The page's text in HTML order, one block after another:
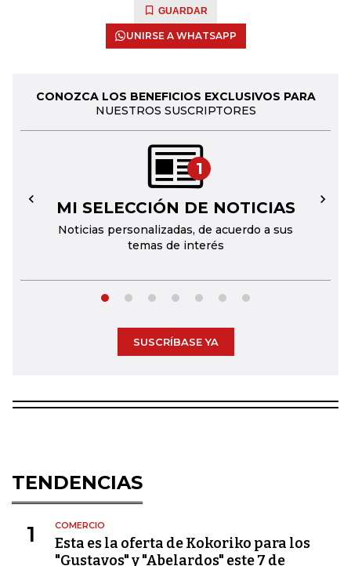
GUARDAR
UNIRSE A WHATSAPP
CONOZCA LOS BENEFICIOS EXCLUSIVOS PARA
NUESTROS SUSCRIPTORES
1
MI SELECCIÓN DE NOTICIAS
Noticias personalizadas, de acuerdo a sus
temas de interés
← →
SUSCRÍBASE YA
TENDENCIAS
1 COMERCIO
Esta es la oferta de Kokoriko para los
"Gustavos" y "Abelardos" este 7 de